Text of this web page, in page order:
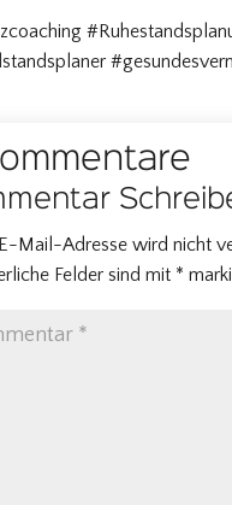
Mail-Adresse wird nicht
Felder sind mit *